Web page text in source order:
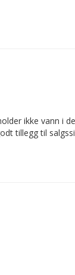
ikke vann i
tillegg til